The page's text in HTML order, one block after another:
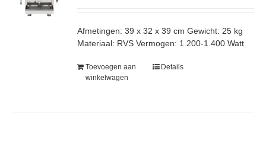
Afmetingen: 39 x 32 x 39 cm Gewicht: 25 kg
Materiaal: RVS Vermogen: 1.200-1.400 Watt
Toevoegen aan
winkelwagen
Details